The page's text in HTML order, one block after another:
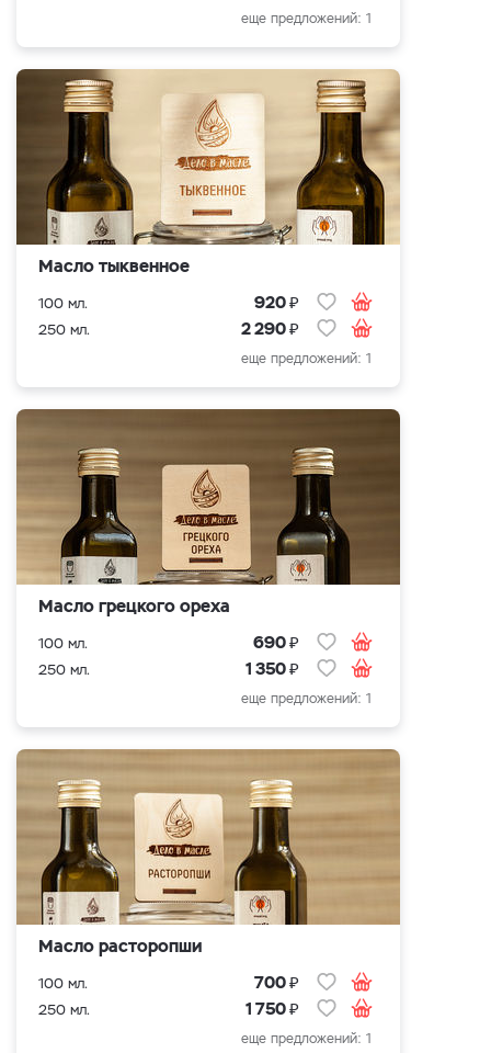
еще предложений: 1
Масло тыквенное
100 мл. 920₽
250 мл. 2 290₽
еще предложений: 1
Масло грецкого ореха
100 мл. 690₽
250 мл. 1 350₽
еще предложений: 1
Масло расторопши
100 мл. 700₽
250 мл. 1 750₽
еще предложений: 1